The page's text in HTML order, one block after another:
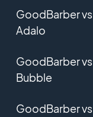
GoodBarber vs
Adalo
GoodBarber vs
Bubble
GoodBarber vs